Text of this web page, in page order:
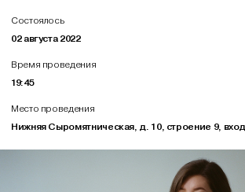
Состоялось
02 августа 2022
Время проведения
19:45
Место проведения
Нижняя Сыромятническая, д. 10, строение 9,